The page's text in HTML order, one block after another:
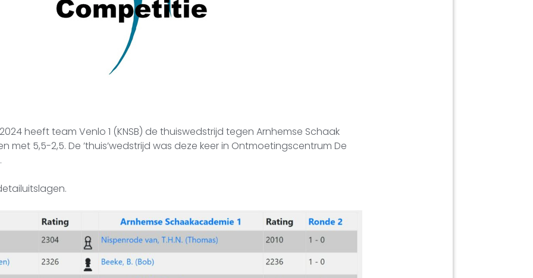
heeft team Venlo 1 (KNSB) de thuiswedstrijd tegen Arnhemse Schaak
met 5,5-2,5. De ’thuis’wedstrijd was deze keer in Ontmoetingscentrum De